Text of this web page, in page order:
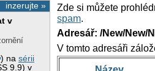
inzerujte »
v
) nasérii
9.9) v
Zde si můžete
spam.
Adresář: /New/New/
V tomto adresáři